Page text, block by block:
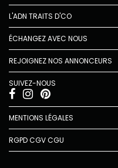
L'ADN TRAITS D'CO
ÉCHANGEZ AVEC NOUS
REJOIGNEZ NOS ANNONCEURS
SUIVEZ-NOUS
MENTIONS LÉGALES
RGPDCGVCGU